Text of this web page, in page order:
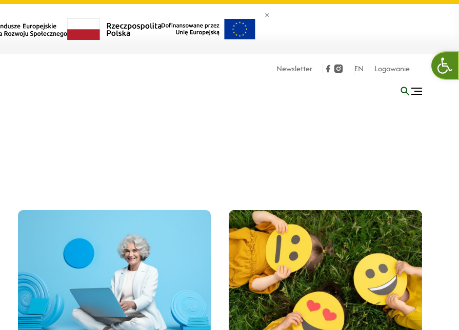
Zamknij banner
Newsletter EN Logowanie